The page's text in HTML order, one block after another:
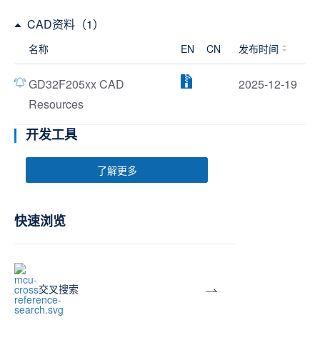
CAD资料（1）
名称 EN CN 发布时间
GD32F205xx CAD
Resources
2025-12-19
开发工具
了解更多
快速浏览
交叉搜索